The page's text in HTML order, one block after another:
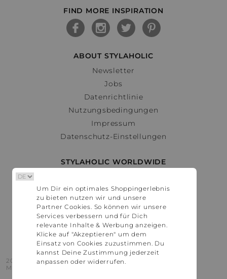
FIND MORE INSPIRATION
ABOUT STYLAHOLIC
Newsletter
Jobs
Datenrichtlinie
Nutzungsbedingungen
Impressum
Datenschutz-Einstellungen
STYLAHOLIC WORLDWIDE
Österreich
Schweiz
France
United States
2016 - 2026 © Stylaholic.
Made for you with love in munich.
Um Dir ein optimales Shoppingerlebnis
zu bieten nutzen wir und unsere
Partner Cookies. So können wir unsere
Services verbessern und für Dich
relevante Inhalte & Werbung anzeigen.
Klicke auf "Akzeptieren" um dem
Einsatz von Cookies zuzustimmen. Du
kannst Deine Zustimmung jederzeit
anpassen oder widerrufen.